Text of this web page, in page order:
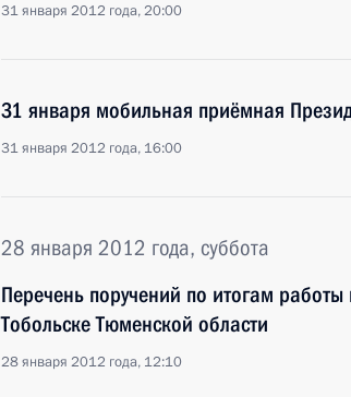
31 января 2012 года, 20:00
31 января мобильная приёмная
31 января 2012 года, 16:00
28 января 2012 года, суббота
Перечень поручений по итогам
Тобольске Тюменской области
28 января 2012 года, 12:10